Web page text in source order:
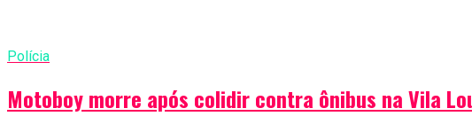
Polícia
Motoboy morre após colidir contra ônibus na Vila